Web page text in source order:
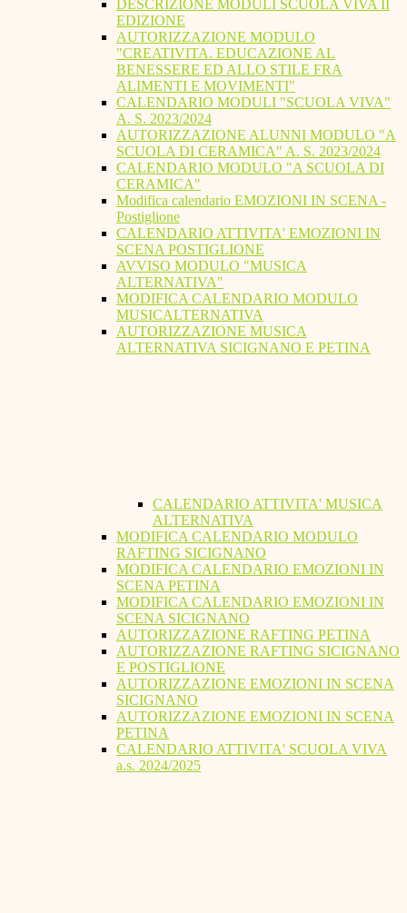
DESCRIZIONE MODULI SCUOLA VIVA II
EDIZIONE
AUTORIZZAZIONE MODULO
"CREATIVITA. EDUCAZIONE AL
BENESSERE ED ALLO STILE FRA
ALIMENTI E MOVIMENTI"
CALENDARIO MODULI "SCUOLA VIVA"
A. S. 2023/2024
AUTORIZZAZIONE ALUNNI MODULO "A
SCUOLA DI CERAMICA" A. S. 2023/2024
CALENDARIO MODULO "A SCUOLA DI
CERAMICA"
Modifica calendario EMOZIONI IN SCENA -
Postiglione
CALENDARIO ATTIVITA' EMOZIONI IN
SCENA POSTIGLIONE
AVVISO MODULO "MUSICA
ALTERNATIVA"
MODIFICA CALENDARIO MODULO
MUSICALTERNATIVA
AUTORIZZAZIONE MUSICA
ALTERNATIVA SICIGNANO E PETINA
CALENDARIO ATTIVITA' MUSICA
ALTERNATIVA
MODIFICA CALENDARIO MODULO
RAFTING SICIGNANO
MODIFICA CALENDARIO EMOZIONI IN
SCENA PETINA
MODIFICA CALENDARIO EMOZIONI IN
SCENA SICIGNANO
AUTORIZZAZIONE RAFTING PETINA
AUTORIZZAZIONE RAFTING SICIGNANO
E POSTIGLIONE
AUTORIZZAZIONE EMOZIONI IN SCENA
SICIGNANO
AUTORIZZAZIONE EMOZIONI IN SCENA
PETINA
CALENDARIO ATTIVITA' SCUOLA VIVA
a.s. 2024/2025